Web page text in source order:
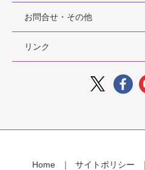
お問合せ・その他
リンク
Home サイトポリシー